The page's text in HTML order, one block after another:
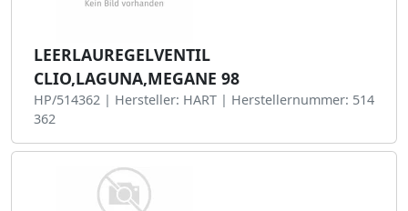
LEERLAUREGELVENTIL
CLIO,LAGUNA,MEGANE 98
HP/514362 | Hersteller: HART | Herstellernummer: 514
362